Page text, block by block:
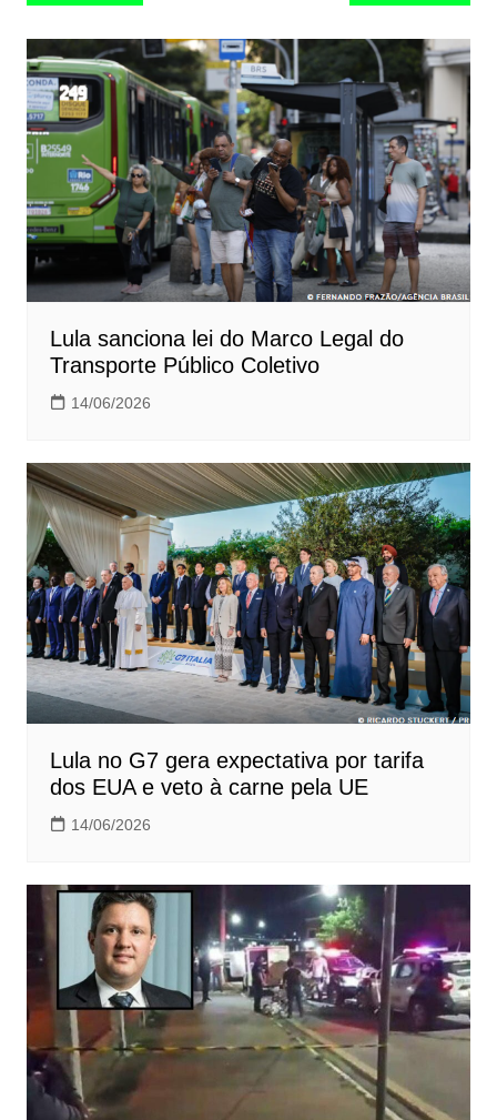
de
Post
Lula sanciona lei do Marco Legal do
Transporte Público Coletivo
14/06/2026
Lula no G7 gera expectativa por tarifa
dos EUA e veto à carne pela UE
14/06/2026